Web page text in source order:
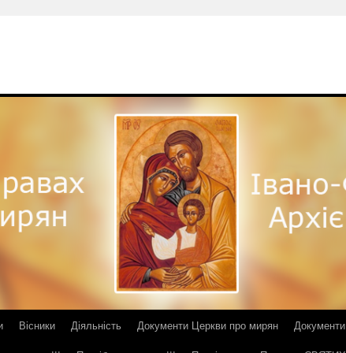
Вісники Діяльність Документи Церкви про мирян